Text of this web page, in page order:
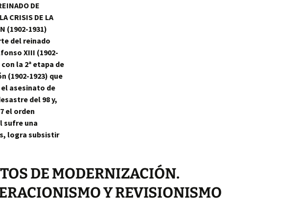
DE
CRISIS DE LA
(1902-1931)
del reinado
XIII (1902-
la 2ª etapa de
(1902-1923) que
asesinato de
del 98 y,
el orden
sufre una
logra subsistir
DE MODERNIZACIÓN.
Y REVISIONISMO